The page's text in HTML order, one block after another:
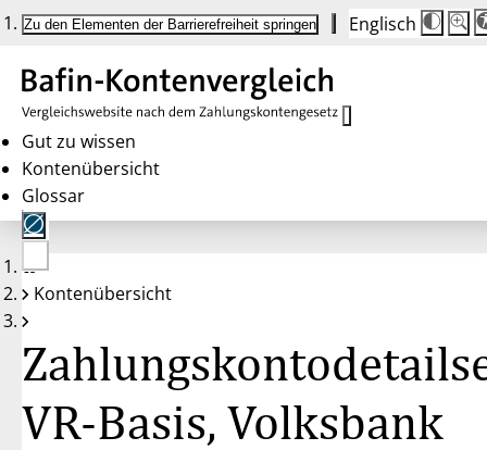
Zu den Elementen der Barrierefreiheit springen Englisch
Die
auf
100
100
Gut zu wissen
Kontenübersicht
Glossar
Keine
Konten
Kontenübersicht
VR-Basis, Volksbank